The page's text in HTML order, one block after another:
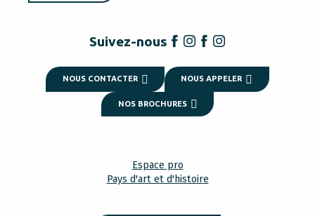
Suivez-nous
NOUS CONTACTER NOUS APPELER
NOS BROCHURES
Espace pro
Pays d'art et d'histoire